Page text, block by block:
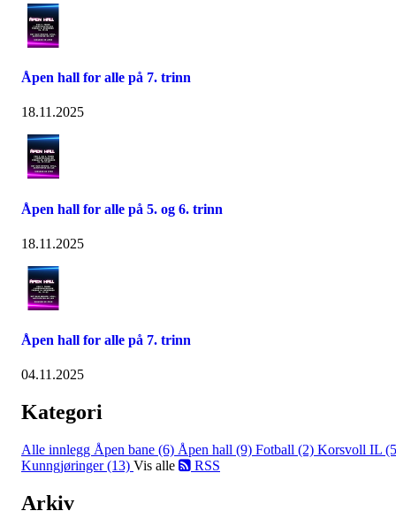
Åpen hall for alle på 7. trinn
18.11.2025
Åpen hall for alle på 5. og 6. trinn
18.11.2025
Åpen hall for alle på 7. trinn
04.11.2025
Kategori
Alle innlegg Åpen bane (6) Åpen hall (9) Fotball (2) Korsvoll IL
Kunngjøringer (13) Vis alle RSS
Arkiv